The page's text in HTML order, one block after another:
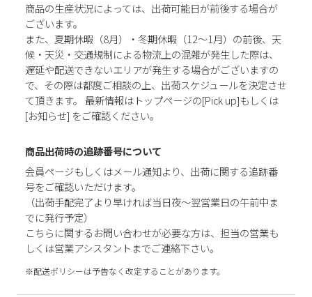
商品の生産状況によっては、出荷可能日が前後する場合が
ございます。
また、夏期休暇（8月）・冬期休暇（12～1月）の前後、天
候・天災・交通規制による物流上の混雑が発生した際は、
遅延や配送できないエリアが発生する場合がございますの
で、その際は都度ご相談の上、出荷スケジュールを決定させ
て頂きます。 最新情報はトップページの[Pick up]もしくは
[お知らせ] をご確認ください。
商品出荷時の追跡番号について
会員ページもしくはメール通知より、出荷に関する追跡番
号をご確認いただけます。
（出荷手配完了より早ければ当日夜～翌営業日の午前中ま
でに発行予定）
こちらに関するお問い合わせが必要な方は、担当の営業も
しくは営業アシスタントまでご連絡下さい。
※配送ポリシーは予告なく改定することがあります。